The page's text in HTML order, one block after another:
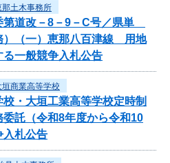
那土木事務所
第道改－8－9－C号／県単
）（一）恵那八百津線 用地
一般競争入札公告
垣商業高等学校
・大垣工業高等学校定時制
託（令和8年度から令和10
入札公告